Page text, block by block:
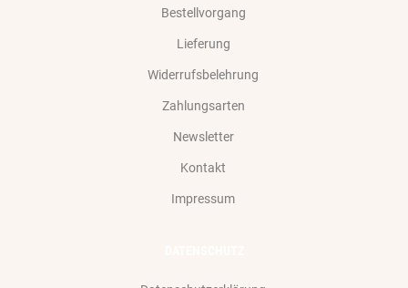
Bestellvorgang
Lieferung
Widerrufsbelehrung
Zahlungsarten
Newsletter
Kontakt
Impressum